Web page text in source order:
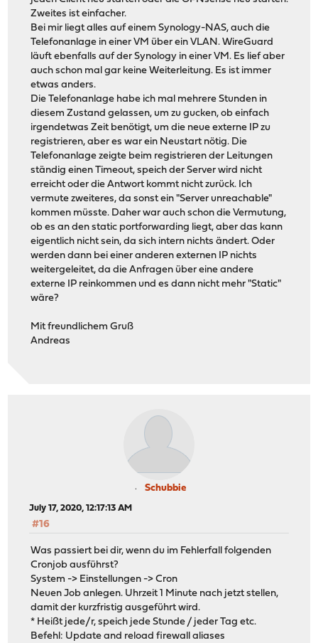
Zweites ist einfacher.
Bei mir liegt alles auf einem Synology-NAS, auch die
Telefonanlage in einer VM über ein VLAN. WireGuard
läuft ebenfalls auf der Synology in einer VM. Es lief aber
auch schon mal gar keine Weiterleitung. Es ist immer
etwas anders.
Die Telefonanlage habe ich mal mehrere Stunden in
diesem Zustand gelassen, um zu gucken, ob einfach
irgendetwas Zeit benötigt, um die neue externe IP zu
registrieren, aber es war ein Neustart nötig. Die
Telefonanlage zeigte beim registrieren der Leitungen
ständig einen Timeout, speich der Server wird nicht
erreicht oder die Antwort kommt nicht zurück. Ich
vermute zweiteres, da sonst ein "Server unreachable"
kommen müsste. Daher war auch schon die Vermutung,
ob es an den static portforwarding liegt, aber das kann
eigentlich nicht sein, da sich intern nichts ändert. Oder
werden dann bei einer anderen externen IP nichts
weitergeleitet, da die Anfragen über eine andere
externe IP reinkommen und es dann nicht mehr "Static"
wäre?
Mit freundlichem Gruß
Andreas
Schubbie
July 17, 2020, 12:17:13 AM
#16
Was passiert bei dir, wenn du im Fehlerfall folgenden
Cronjob ausführst?
System -> Einstellungen -> Cron
Neuen Job anlegen. Uhrzeit 1 Minute nach jetzt stellen,
damit der kurzfristig ausgeführt wird.
* Heißt jede/r, speich jede Stunde / jeder Tag etc.
Befehl: Update and reload firewall aliases